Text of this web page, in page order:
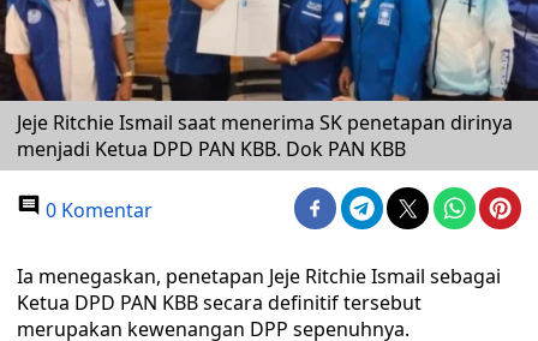
Jeje Ritchie Ismail saat menerima SK penetapan dirinya
menjadi Ketua DPD PAN KBB. Dok PAN KBB
0 Komentar
Ia menegaskan, penetapan Jeje Ritchie Ismail sebagai
Ketua DPD PAN KBB secara definitif tersebut
merupakan kewenangan DPP sepenuhnya.